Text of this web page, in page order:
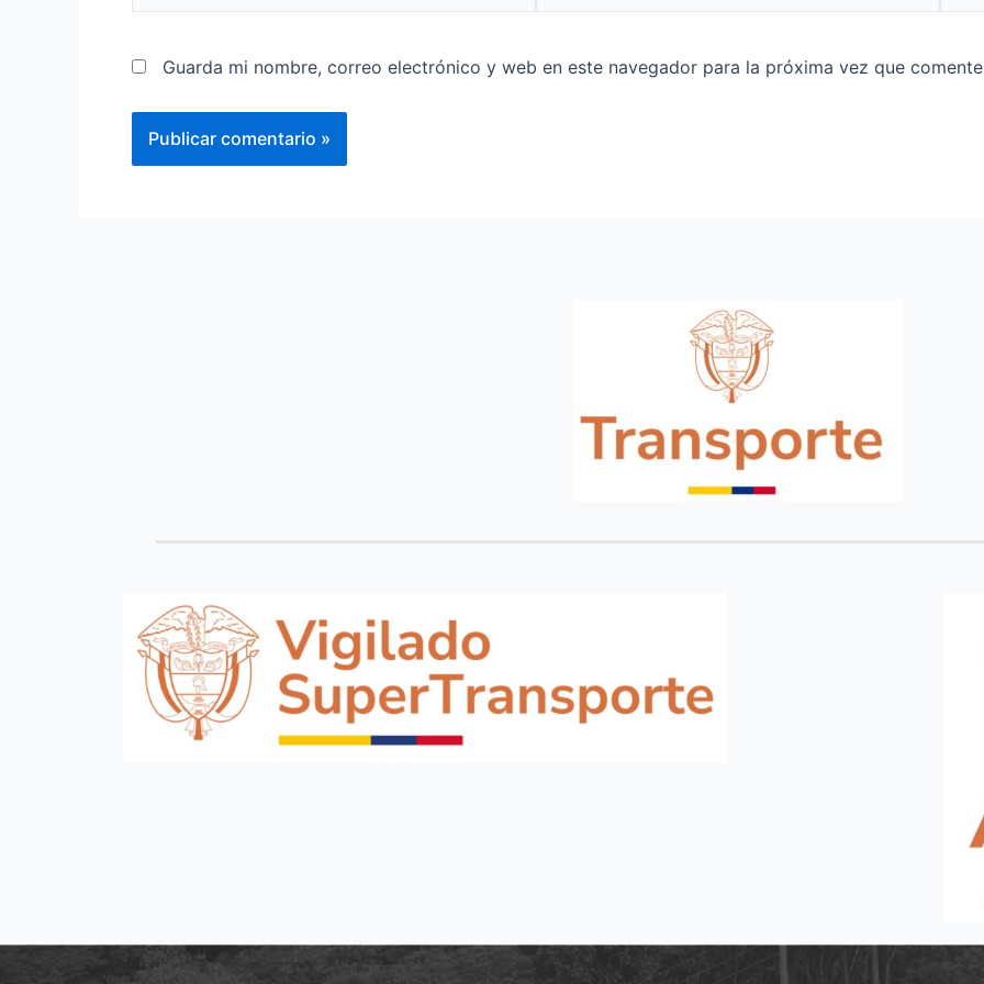
Guarda mi nombre, correo electrónico y web en este navegador para la próxima vez que